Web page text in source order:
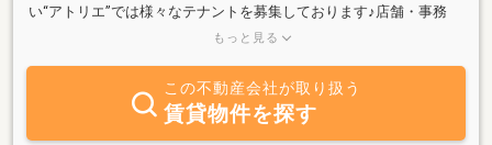
い“アトリエ”では様々なテナントを募集しております♪店舗・事務
所・倉庫・工場どんなものでも対応可能です☆また、当社にて各種
までのフォローも可能です♪アトリエ自慢の熟練スタッフがお客様
のご希望を叶える内装を手掛けます♪また、地域密着の強みとして
インターネットには掲載していない物件も数多く所有しており当店
もっと見る
この不動産会社が取り扱う
賃貸物件を探す